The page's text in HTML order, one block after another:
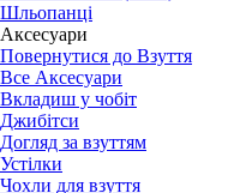
Шльопанці
Аксесуари
Повернутися до Взуття
Все Аксесуари
Вкладиш у чобіт
Джибітси
Догляд за взуттям
Устілки
Чохли для взуття